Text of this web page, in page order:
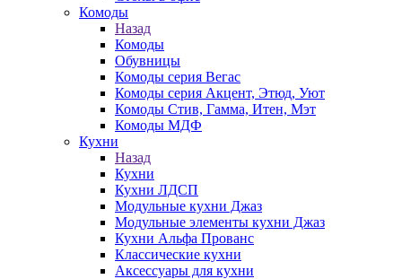
Комоды
Назад
Комоды
Обувницы
Комоды серия Вегас
Комоды серия Акцент, Этюд, Уют
Комоды Стив, Гамма, Итен, Мэт
Комоды МДФ
Кухни
Назад
Кухни
Кухни ЛДСП
Модульные кухни Джаз
Модульные элементы кухни Джаз
Кухни Альфа Прованс
Классические кухни
Аксессуары для кухни